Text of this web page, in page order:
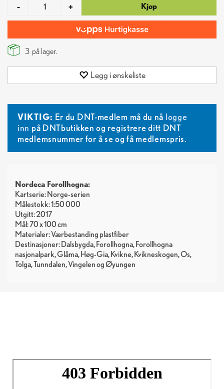
- + Kjøp
3 på lager.
Legg i ønskeliste
VIKTIG: Er du DNT-medlem må du nå logge
inn på DNTbutikken og registrere ditt DNT
medlemsnummer for å se og få medlemspris.
Nordeca Forollhogna:
Kartserie: Norge-serien
Målestokk: 1:50 000
Utgitt: 2017
Mål: 70 x 100 cm
Materialer: Værbestanding plastfiber
Destinasjoner: Dalsbygda, Forollhogna, Forollhogna
nasjonalpark, Glåma, Høg-Gia, Kvikne, Kvikneskogen, Os,
Tolga, Tunndalen, Vingelen og Øyungen